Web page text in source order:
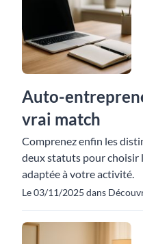
Auto-
vrai match
Comprenez enfin les
deux statuts pour choisir
adaptée à votre activité.
Le 03/11/2025 dans